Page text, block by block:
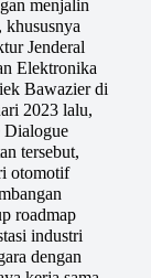
menjalin
Jenderal
Elektronika
Bawazier di
2023 lalu,
Dialogue
tersebut,
otomotif
roadmap
industri
dengan